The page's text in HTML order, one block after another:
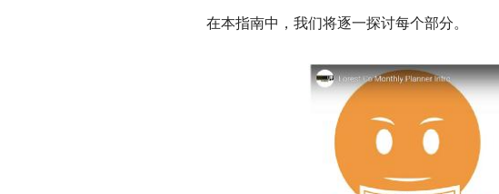
在本指南中，我们将逐一探讨每个部分。